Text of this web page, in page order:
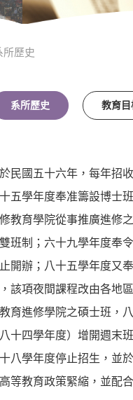
所歷史
系所歷史 教育目
國五十六年，每年招收
五學年度奉准籌設博士
育學院從事推廣進修之
班制；六十九學年度奉
開辦；八十五學年度又
該項夜間課程改由各地
進修學院之碩士班，八
十四學年度）增開週末
八學年度停止招生，並
等教育政策緊縮，並配